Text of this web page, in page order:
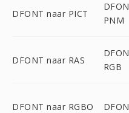
DFONT naar PICT
PNM
DFONT naar RAS
RGB
DFONT naar RGBO